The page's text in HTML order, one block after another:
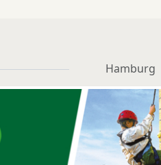
Hamburg